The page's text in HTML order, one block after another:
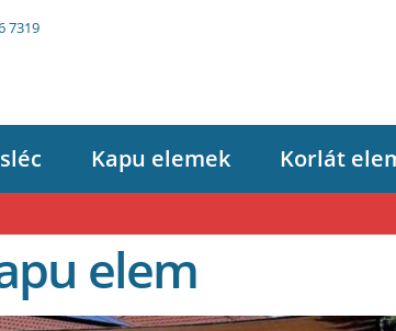
7319
Kapu elemek Korlát
elem